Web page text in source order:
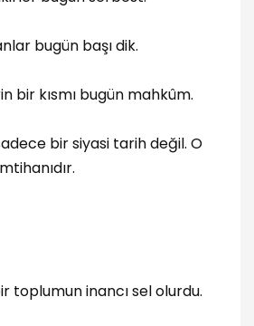
bugün başı dik.
bir kısmı bugün mahkûm.
bir siyasi tarih değil. O
toplumun inancı sel olurdu.